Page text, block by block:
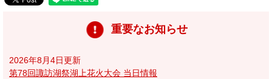
重要なお知らせ
2026年8月4日更新
第78回諏訪湖祭湖上花火大会 当日情報